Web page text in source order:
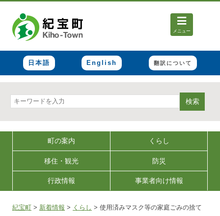
メニュー
日本語 English 翻訳について
検索
町の案内 くらし
移住・観光 防災
行政情報 事業者向け情報
紀宝町 > 新着情報 > くらし > 使用済みマスク等の家庭ごみの捨て